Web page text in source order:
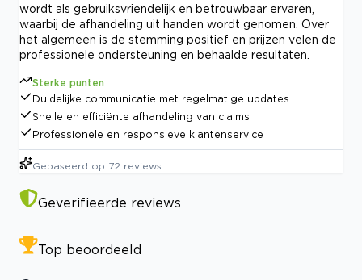
wordt als gebruiksvriendelijk en betrouwbaar ervaren,
waarbij de afhandeling uit handen wordt genomen. Over
het algemeen is de stemming positief en prijzen velen de
professionele ondersteuning en behaalde resultaten.
Sterke punten
Duidelijke communicatie met regelmatige updates
Snelle en efficiënte afhandeling van claims
Professionele en responsieve klantenservice
Gebaseerd op 72 reviews
Geverifieerde reviews
Top beoordeeld